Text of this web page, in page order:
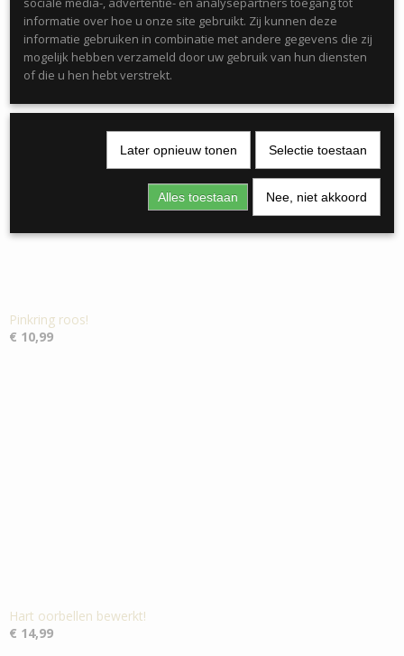
Pinkring roos!
€ 10,99
Hart oorbellen bewerkt!
€ 14,99
informatie over hoe u onze site gebruikt. Zij kunnen deze
informatie gebruiken in combinatie met andere gegevens die zij
mogelijk hebben verzameld door uw gebruik van hun diensten
of die u hen hebt verstrekt.
Later opnieuw tonen Selectie toestaan
Alles toestaan Nee, niet akkoord